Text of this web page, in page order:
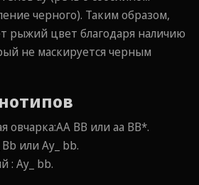
черного). Таким образом,
рыжий цвет благодаря наличию
не маскируется черным
овчарка:AA BB или aa BB*.
или Ay_ bb.
: Ay_ bb.